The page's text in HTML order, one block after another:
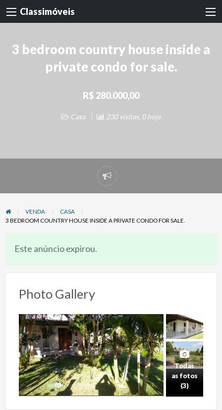
Classimóveis
3 bedroom country house inside a
private condo for sale.
R$ 280.000,00
Casa 230 visitas, 0 hoje
Denunciar
problema
VENDA
CASA
3 BEDROOM COUNTRY HOUSE INSIDE A PRIVATE CONDO FOR SALE.
Este anúncio expirou.
Photo Gallery
Todas
as fotos
(3)